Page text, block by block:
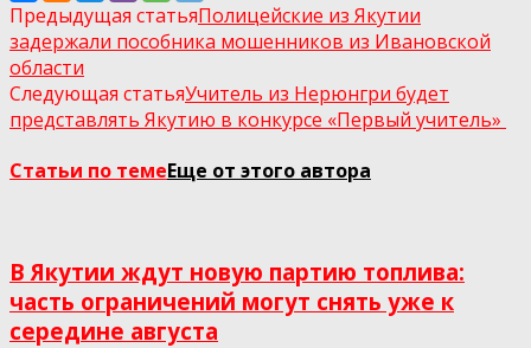
Предыдущая статьяПолицейские из Якутии
задержали пособника мошенников из Ивановской
области
Следующая статьяУчитель из Нерюнгри будет
представлять Якутию в конкурсе «Первый учитель»
Статьи по темеЕще от этого автора
В Якутии ждут новую партию топлива:
часть ограничений могут снять уже к
середине августа